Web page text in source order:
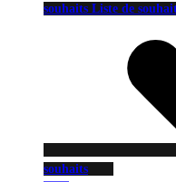
souhaits Liste de
souhaits